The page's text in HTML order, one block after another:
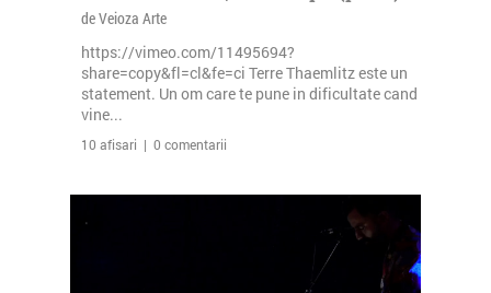
de Veioza Arte
https://vimeo.com/11495694?
share=copy&fl=cl&fe=ci Terre Thaemlitz este un
statement. Un om care te pune in dificultate cand
vine...
10 afisari | 0 comentarii